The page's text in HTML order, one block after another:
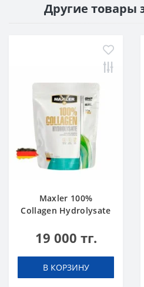
Другие товары
Maxler 100%
Collagen Hydrolysate
19 000 тг.
В КОРЗИНУ